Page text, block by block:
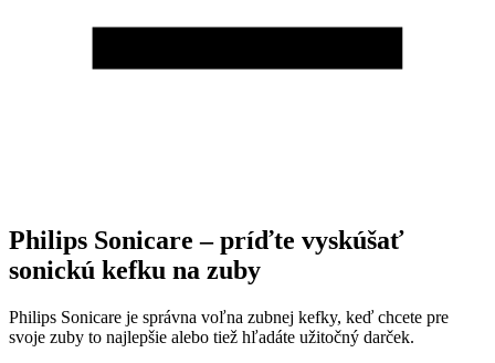
Philips Sonicare – príďte vyskúšať
sonickú kefku na zuby
Philips Sonicare je správna voľna zubnej kefky, keď chcete pre
svoje zuby to najlepšie alebo tiež hľadáte užitočný darček.